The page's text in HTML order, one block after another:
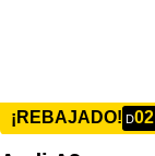
¡REBAJADO! D02